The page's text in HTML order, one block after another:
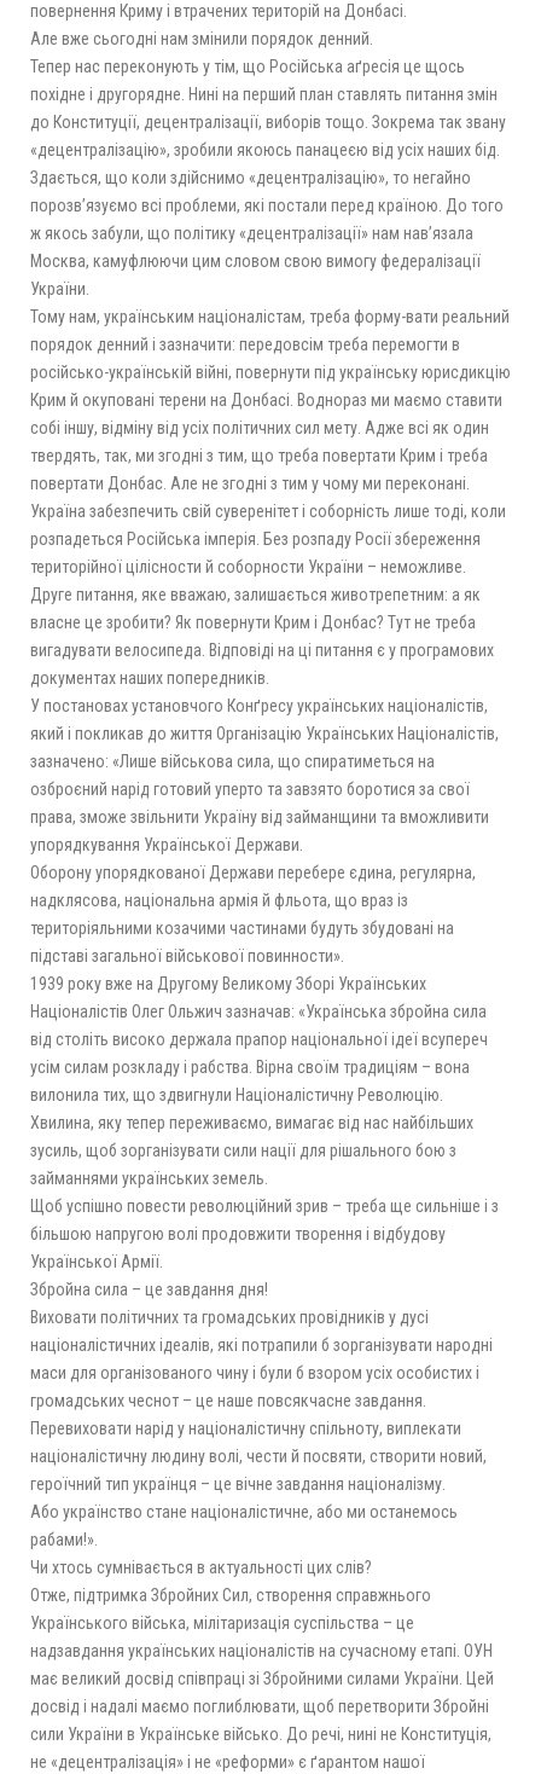
повернення Криму і втрачених територій на Донбасі.
Але вже сьогодні нам змінили порядок денний.
Тепер нас переконують у тім, що Російська аґресія це щось
похідне і другорядне. Нині на перший план ставлять питання змін
до Конституції, децентралізації, виборів тощо. Зокрема так звану
«децентралізацію», зробили якоюсь панацеєю від усіх наших бід.
Здається, що коли здійснимо «децентралізацію», то негайно
порозв’язуємо всі проблеми, які постали перед країною. До того
ж якось забули, що політику «децентралізації» нам нав’язала
Москва, камуфлюючи цим словом свою вимогу федералізації
України.
Тому нам, українським націоналістам, треба форму-вати реальний
порядок денний і зазначити: передовсім треба перемогти в
російсько-українській війні, повернути під українську юрисдикцію
Крим й окуповані терени на Донбасі. Воднораз ми маємо ставити
собі іншу, відміну від усіх політичних сил мету. Адже всі як один
твердять, так, ми згодні з тим, що треба повертати Крим і треба
повертати Донбас. Але не згодні з тим у чому ми переконані.
Україна забезпечить свій суверенітет і соборність лише тоді, коли
розпадеться Російська імперія. Без розпаду Росії збереження
територійної цілісности й соборности України – неможливе.
Друге питання, яке вважаю, залишається животрепетним: а як
власне це зробити? Як повернути Крим і Донбас? Тут не треба
вигадувати велосипеда. Відповіді на ці питання є у програмових
документах наших попередників.
У постановах установчого Конґресу українських націоналістів,
який і покликав до життя Організацію Українських Націоналістів,
зазначено: «Лише військова сила, що спиратиметься на
озброєний нарід готовий уперто та завзято боротися за свої
права, зможе звільнити Україну від займанщини та вможливити
упорядкування Української Держави.
Оборону упорядкованої Держави перебере єдина, регулярна,
надклясова, національна армія й фльота, що враз із
територіяльними козачими частинами будуть збудовані на
підставі загальної військової повинности».
1939 року вже на Другому Великому Зборі Українських
Націоналістів Олег Ольжич зазначав: «Українська збройна сила
від століть високо держала прапор національної ідеї всупереч
усім силам розкладу і рабства. Вірна своїм традиціям – вона
вилонила тих, що здвигнули Націоналістичну Революцію.
Хвилина, яку тепер переживаємо, вимагає від нас найбільших
зусиль, щоб зорганізувати сили нації для рішального бою з
займаннями українських земель.
Щоб успішно повести революційний зрив – треба ще сильніше і з
більшою напругою волі продовжити творення і відбудову
Української Армії.
Збройна сила – це завдання дня!
Виховати політичних та громадських провідників у дусі
націоналістичних ідеалів, які потрапили б зорганізувати народні
маси для організованого чину і були б взором усіх особистих і
громадських чеснот – це наше повсякчасне завдання.
Перевиховати нарід у націоналістичну спільноту, виплекати
націоналістичну людину волі, чести й посвяти, створити новий,
героїчний тип українця – це вічне завдання націоналізму.
Або українство стане націоналістичне, або ми останемось
рабами!».
Чи хтось сумнівається в актуальності цих слів?
Отже, підтримка Збройних Сил, створення справжнього
Українського війська, мілітаризація суспільства – це
надзавдання українських націоналістів на сучасному етапі. ОУН
має великий досвід співпраці зі Збройними силами України. Цей
досвід і надалі маємо поглиблювати, щоб перетворити Збройні
сили України в Українське військо. До речі, нині не Конституція,
не «децентралізація» і не «реформи» є ґарантом нашої